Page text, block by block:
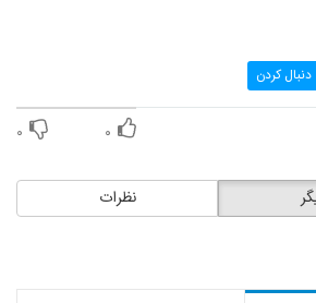
دنبال کردن
۰ ۰
نظرات